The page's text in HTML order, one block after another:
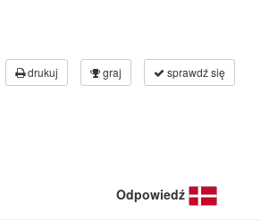
drukuj graj sprawdź się
Odpowiedź